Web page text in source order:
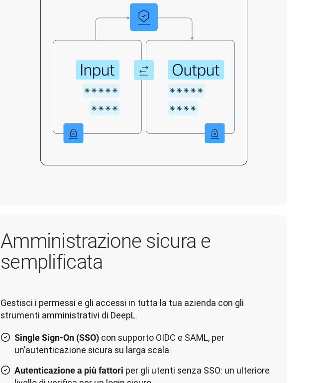
Amministrazione sicura e
semplificata
Gestisci i permessi e gli accessi in tutta la tua azienda con gli
strumenti amministrativi di DeepL.
Single Sign-On (SSO) con supporto OIDC e SAML, per
un’autenticazione sicura su larga scala.
Autenticazione a più fattori per gli utenti senza SSO: un ulteriore